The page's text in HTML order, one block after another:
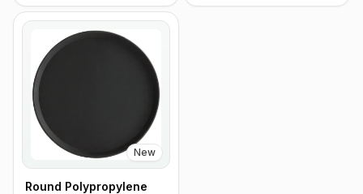
New
Round Polypropylene